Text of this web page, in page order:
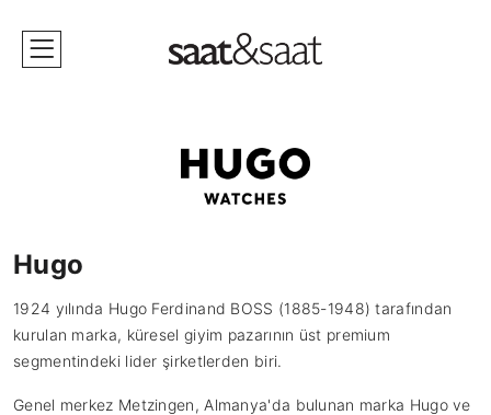
Hugo
1924 yılında Hugo Ferdinand BOSS (1885-1948) tarafından
kurulan marka, küresel giyim pazarının üst premium
segmentindeki lider şirketlerden biri.
Genel merkez Metzingen, Almanya'da bulunan marka Hugo ve